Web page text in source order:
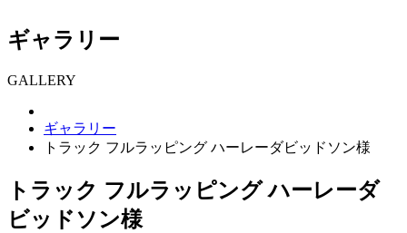
ギャラリー
GALLERY
ギャラリー
トラック フルラッピング ハーレーダビッドソン様
トラック フルラッピング ハーレーダ
ビッドソン様